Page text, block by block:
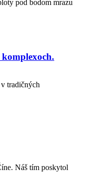
pod bodom mrazu
tradičných
Náš tím poskytol